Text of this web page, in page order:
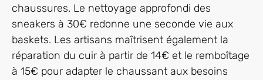
chaussures. Le nettoyage approfondi des
sneakers à 30€ redonne une seconde vie aux
baskets. Les artisans maîtrisent également la
réparation du cuir à partir de 14€ et le remboîtage
à 15€ pour adapter le chaussant aux besoins